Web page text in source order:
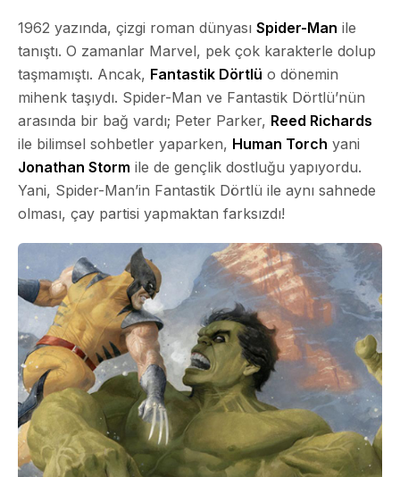
1962 yazında, çizgi roman dünyası Spider-Man ile
tanıştı. O zamanlar Marvel, pek çok karakterle dolup
taşmamıştı. Ancak, Fantastik Dörtlü o dönemin
mihenk taşıydı. Spider-Man ve Fantastik Dörtlü’nün
arasında bir bağ vardı; Peter Parker, Reed Richards
ile bilimsel sohbetler yaparken, Human Torch yani
Jonathan Storm ile de gençlik dostluğu yapıyordu.
Yani, Spider-Man’in Fantastik Dörtlü ile aynı sahnede
olması, çay partisi yapmaktan farksızdı!